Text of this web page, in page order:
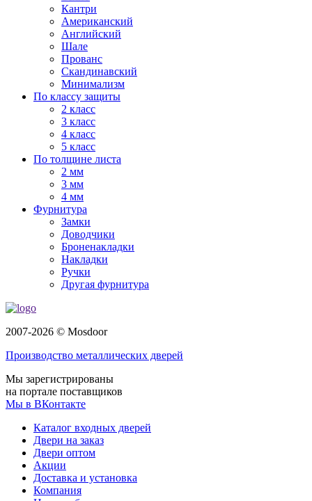
Кантри
Американский
Английский
Шале
Прованс
Скандинавский
Минимализм
По классу защиты
2 класс
3 класс
4 класс
5 класс
По толщине листа
2 мм
3 мм
4 мм
Фурнитура
Замки
Доводчики
Броненакладки
Накладки
Ручки
Другая фурнитура
2007-2026 © Mosdoor
Производство металлических дверей
Мы зарегистрированы
на портале поставщиков
Мы в ВКонтакте
Каталог входных дверей
Двери на заказ
Двери оптом
Акции
Доставка и установка
Компания